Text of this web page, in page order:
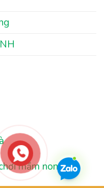
mầm non